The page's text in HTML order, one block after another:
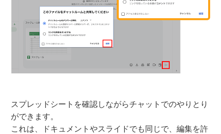
スプレッドシートを確認しながらチャットでのやりとり
ができます。
これは、ドキュメントやスライドでも同じで、編集を許